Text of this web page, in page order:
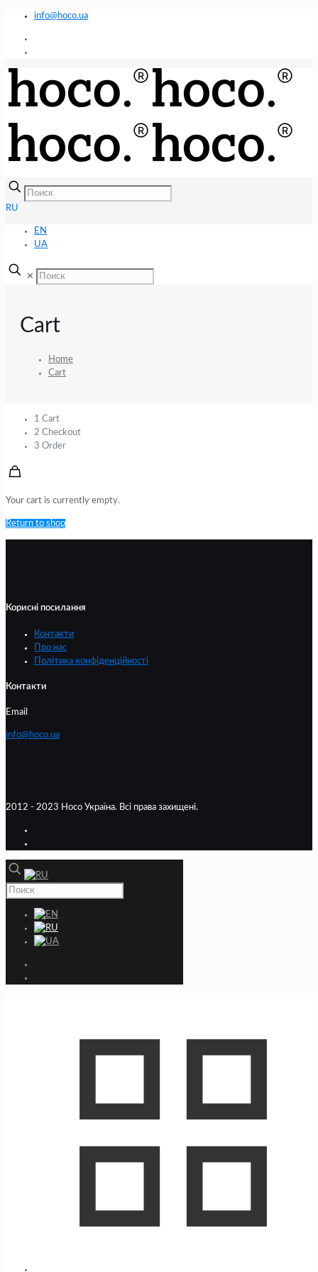
info@hoco.ua
RU
EN
UA
✕
Cart
Home
Cart
1 Cart
2 Checkout
3 Order
Your cart is currently empty.
Return to shop
Корисні посилання
Контакти
Про нас
Політика конфіденційності
Контакти
Email
info@hoco.ua
2012 - 2023 Hoco Україна. Всі права захищені.